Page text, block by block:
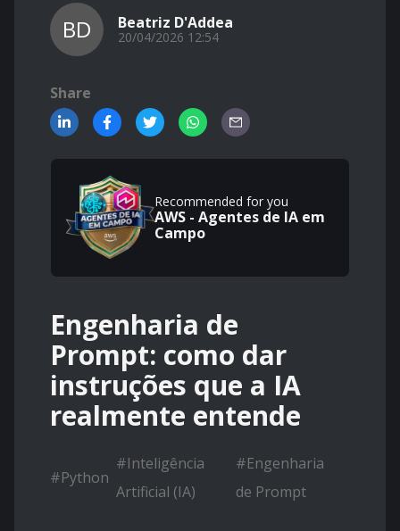
BD Beatriz D'Addea
20/04/2026 12:54
Share
Recommended for you
AWS - Agentes de IA em
Campo
Engenharia de
Prompt: como dar
instruções que a IA
realmente entende
#Python
#Inteligência
Artificial (IA)
#Engenharia
de Prompt